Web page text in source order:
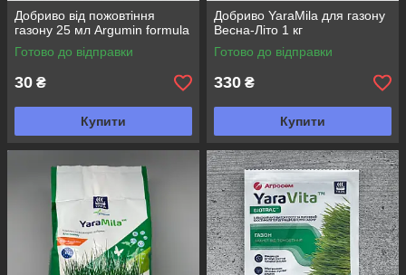
Добриво від пожовтіння
газону 25 мл Argumin formula
Готово до відправки
30 ₴
Купити
Добриво YaraMila для газону
Весна-Літо 1 кг
Готово до відправки
330 ₴
Купити